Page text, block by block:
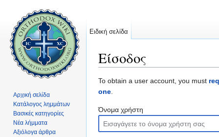
Είσοδος
To obtain a user account, you must
one.
Όνομα χρήστη
Ειδική σελίδα
Αρχική σελίδα
Κατάλογος λημμάτων
Βασικές κατηγορίες
Νέα λήμματα
Αξιόλογα άρθρα